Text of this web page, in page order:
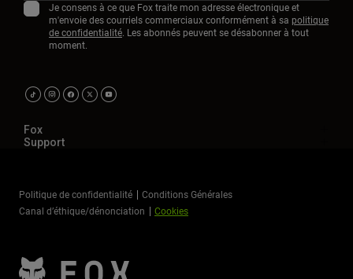
Je consens à ce que Fox traite mon adresse électronique et
m'envoie des courriels commerciaux conformément à sa politique
de confidentialité. Les abonnés peuvent se désabonner à tout
moment.
Fox
Support
Politique de confidentialité
Conditions Générales
Canal d’éthique/dénonciation
Cookies